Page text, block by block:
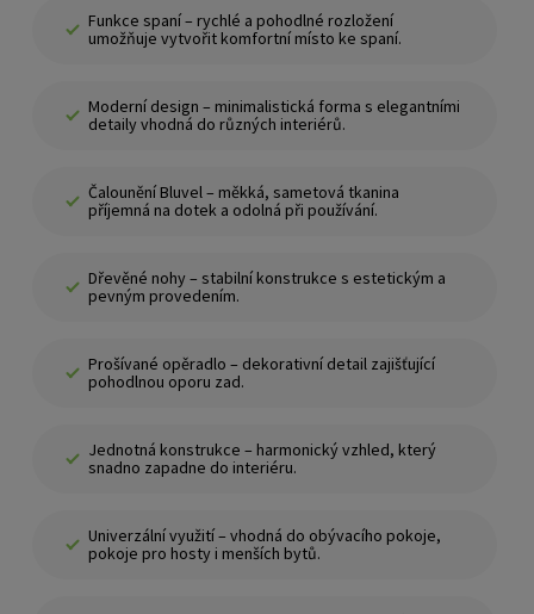
Funkce spaní – rychlé a pohodlné rozložení
umožňuje vytvořit komfortní místo ke spaní.
Moderní design – minimalistická forma s elegantními
detaily vhodná do různých interiérů.
Čalounění Bluvel – měkká, sametová tkanina
příjemná na dotek a odolná při používání.
Dřevěné nohy – stabilní konstrukce s estetickým a
pevným provedením.
Prošívané opěradlo – dekorativní detail zajišťující
pohodlnou oporu zad.
Jednotná konstrukce – harmonický vzhled, který
snadno zapadne do interiéru.
Univerzální využití – vhodná do obývacího pokoje,
pokoje pro hosty i menších bytů.